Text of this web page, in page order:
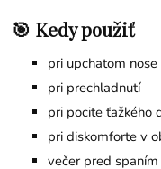
🎯 Kedy použiť
pri upchatom nose
pri prechladnutí
pri pocite ťažkého
pri diskomforte v
večer pred